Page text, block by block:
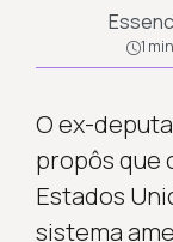
1 min
O ex-
propôs que
Estados
sistema